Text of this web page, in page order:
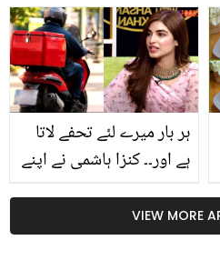
کے پاپا نے اپنی ویڈیوز کی
کامیابی کا راز کیا بتایا؟
ہر بار میرے لئے تحفے لاتا
ہے اور۔۔ کنزا ہاشمی نے اپنے
میں اور کیا بتایا؟
VIEW MORE